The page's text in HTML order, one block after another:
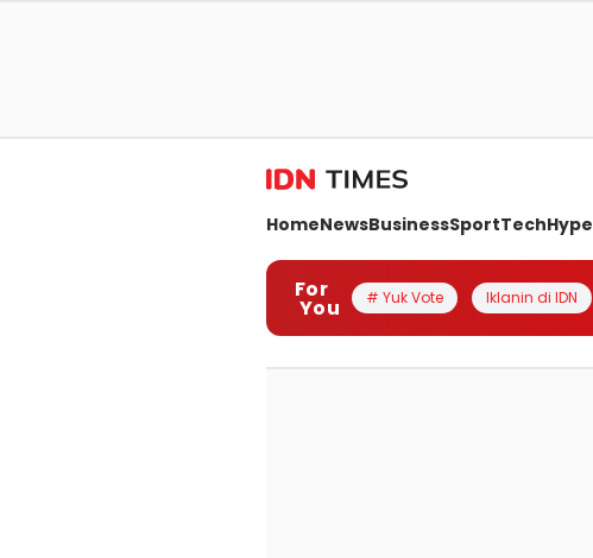
HomeNewsBusinessSportTechHype
For
You # Yuk Vote Iklanin di IDN